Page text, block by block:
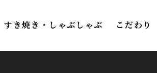
すき焼き・しゃぶしゃぶ こだわり